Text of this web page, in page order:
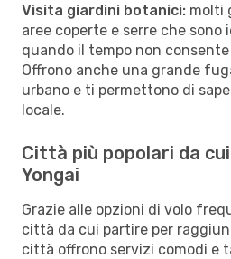
Visita giardini botanici: molti
aree coperte e serre che sono
quando il tempo non
Offrono anche una grande
urbano e ti permettono di
locale.
Città più popolari da
Yongai
Grazie alle opzioni di volo
città da cui partire per
città offrono servizi comodi e